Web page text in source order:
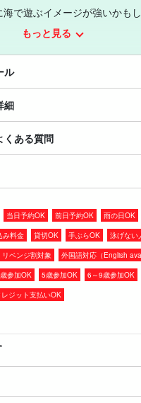
で遊ぶイメージが強いかも
とまた違う魅力 が詰まってるん
家族旅行など幅広く人気のナ
タル付き
ージプレゼント
まで
もっと見る
ル
細
くある質問
当日予約OK 前日予約OK 雨の日OK
み料金 貸切OK 手ぶらOK
泳げない
リベンジ割対象
外国語対応（English
参加OK 5歳参加OK 6～9歳参加OK
ジット支払いOK